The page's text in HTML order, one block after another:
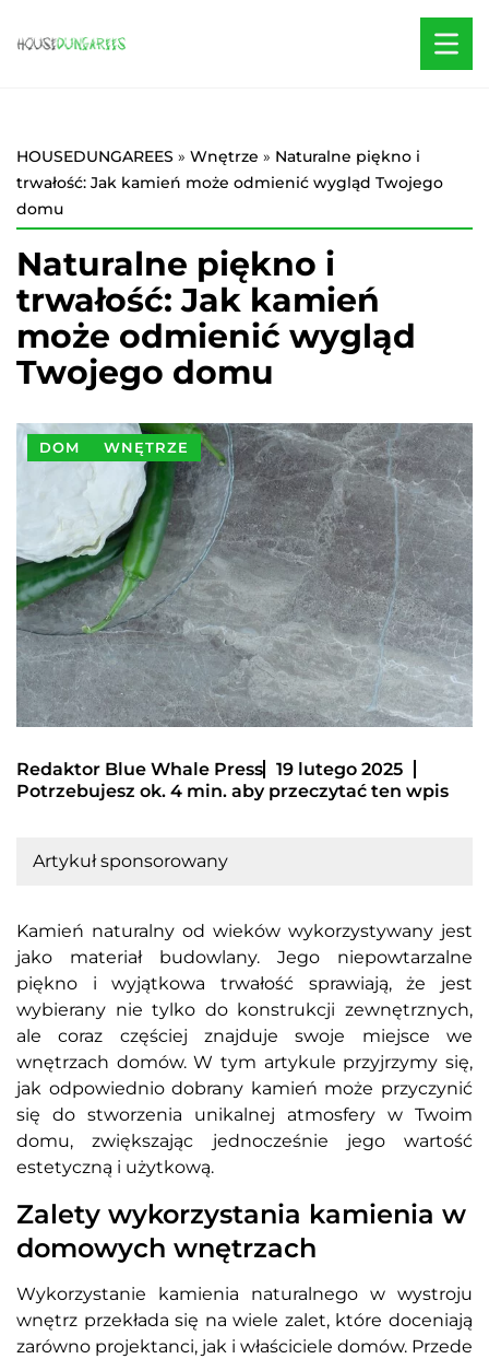
HOUSEDUNGAREES » Wnętrze » Naturalne piękno i
trwałość: Jak kamień może odmienić wygląd Twojego
domu
Naturalne piękno i
trwałość: Jak kamień
może odmienić wygląd
Twojego domu
DOM WNĘTRZE
Redaktor Blue Whale Press
19 lutego 2025
Potrzebujesz ok. 4 min. aby przeczytać ten wpis
Artykuł sponsorowany
Kamień naturalny od wieków wykorzystywany jest
jako materiał budowlany. Jego niepowtarzalne
piękno i wyjątkowa trwałość sprawiają, że jest
wybierany nie tylko do konstrukcji zewnętrznych,
ale coraz częściej znajduje swoje miejsce we
wnętrzach domów. W tym artykule przyjrzymy się,
jak odpowiednio dobrany kamień może przyczynić
się do stworzenia unikalnej atmosfery w Twoim
domu, zwiększając jednocześnie jego wartość
estetyczną i użytkową.
Zalety wykorzystania kamienia w
domowych wnętrzach
Wykorzystanie kamienia naturalnego w wystroju
wnętrz przekłada się na wiele zalet, które doceniają
zarówno projektanci, jak i właściciele domów. Przede